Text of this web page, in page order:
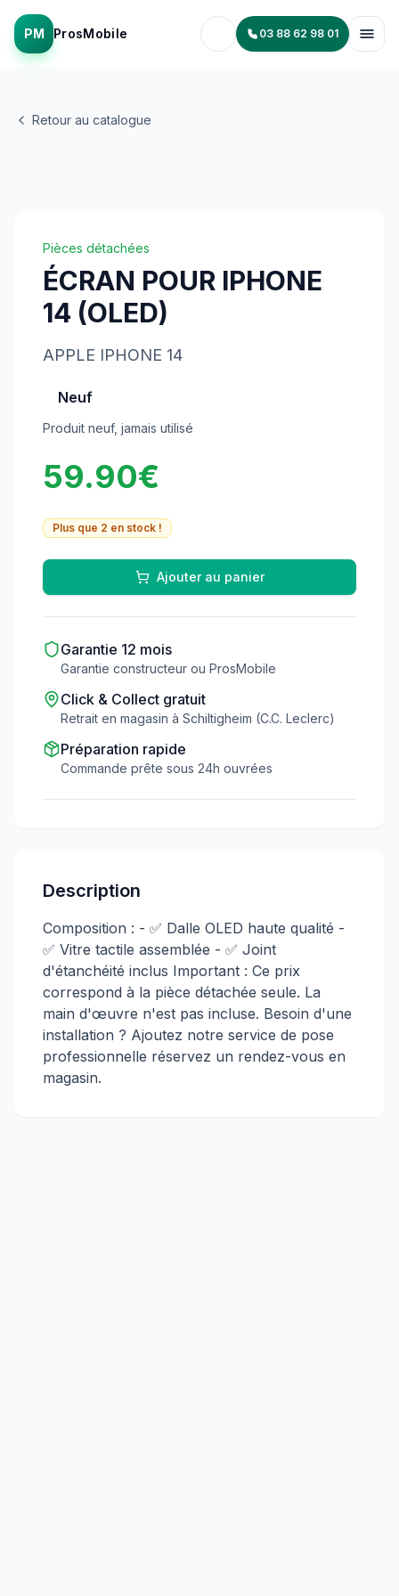
PM ProsMobile 03 88 62 98 01
Retour au catalogue
Pièces détachées
ÉCRAN POUR IPHONE
14 (OLED)
APPLE IPHONE 14
Neuf
Produit neuf, jamais utilisé
59.90€
Plus que 2 en stock !
Ajouter au panier
Garantie 12 mois
Garantie constructeur ou ProsMobile
Click & Collect gratuit
Retrait en magasin à Schiltigheim (C.C. Leclerc)
Préparation rapide
Commande prête sous 24h ouvrées
Description
Composition : - ✅ Dalle OLED haute qualité -
✅ Vitre tactile assemblée - ✅ Joint
d'étanchéité inclus Important : Ce prix
correspond à la pièce détachée seule. La
main d'œuvre n'est pas incluse. Besoin d'une
installation ? Ajoutez notre service de pose
professionnelle réservez un rendez-vous en
magasin.